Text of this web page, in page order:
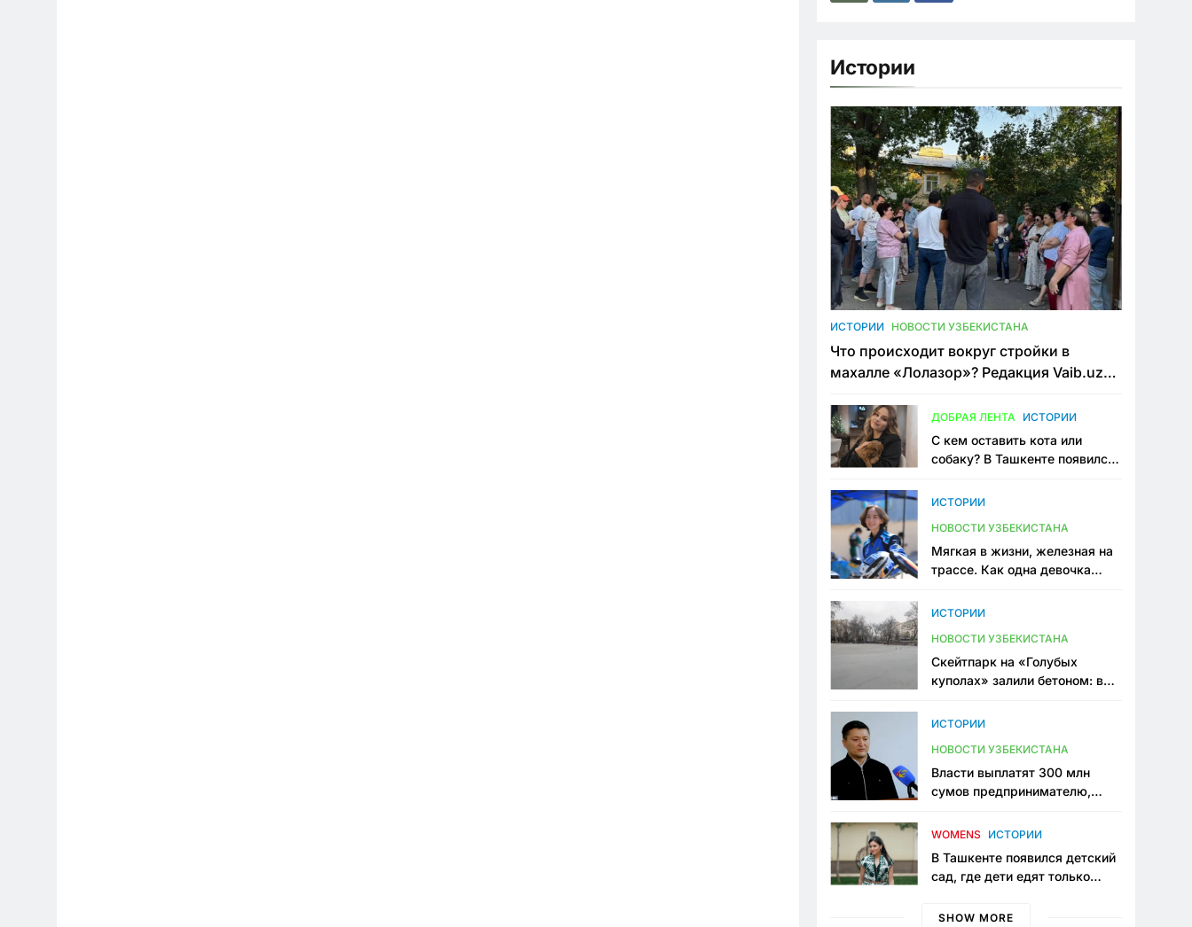
Истории
ИСТОРИИ НОВОСТИ УЗБЕКИСТАНА
Что происходит вокруг стройки в
махалле «Лолазор»? Редакция Vaib.uz
конфликта
ДОБРАЯ ЛЕНТА ИСТОРИИ
С кем оставить кота или
собаку? В Ташкенте появился
ИСТОРИИ
НОВОСТИ УЗБЕКИСТАНА
Мягкая в жизни, железная на
трассе. Как одна девочка
Узбекистане
ИСТОРИИ
НОВОСТИ УЗБЕКИСТАНА
Скейтпарк на «Голубых
куполах» залили бетоном: в
одно общественное
ИСТОРИИ
НОВОСТИ УЗБЕКИСТАНА
Власти выплатят 300 млн
сумов предпринимателю,
тюрьме по незаконному
WOMENS ИСТОРИИ
В Ташкенте появился детский
сад, где дети едят только
мама, которая устала просить
SHOW MORE